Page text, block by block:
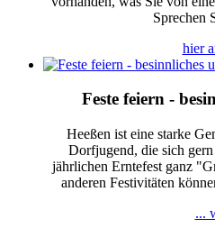
Sprechen
hier
Feste feiern -
Heeßen ist eine starke
Dorfjugend, die sich
jährlichen Erntefest ganz
anderen Festivitäten
...